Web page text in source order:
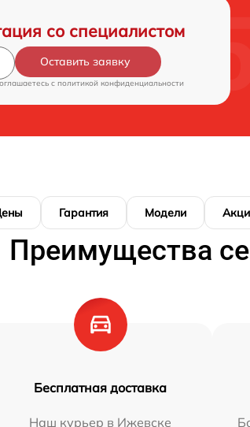
со специалистом
Оставить заявку
c политикой конфиденциальности
Гарантия Модели
Преимущества
Бесплатная доставка
Наш курьер в Ижевске